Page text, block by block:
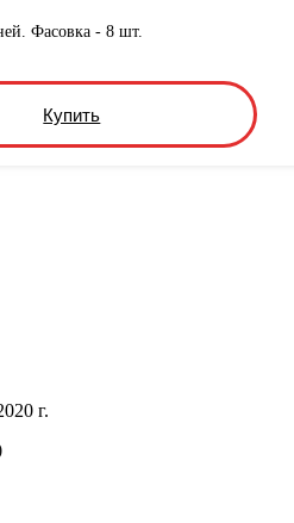
Фасовка - 8 шт.
Купить
г.